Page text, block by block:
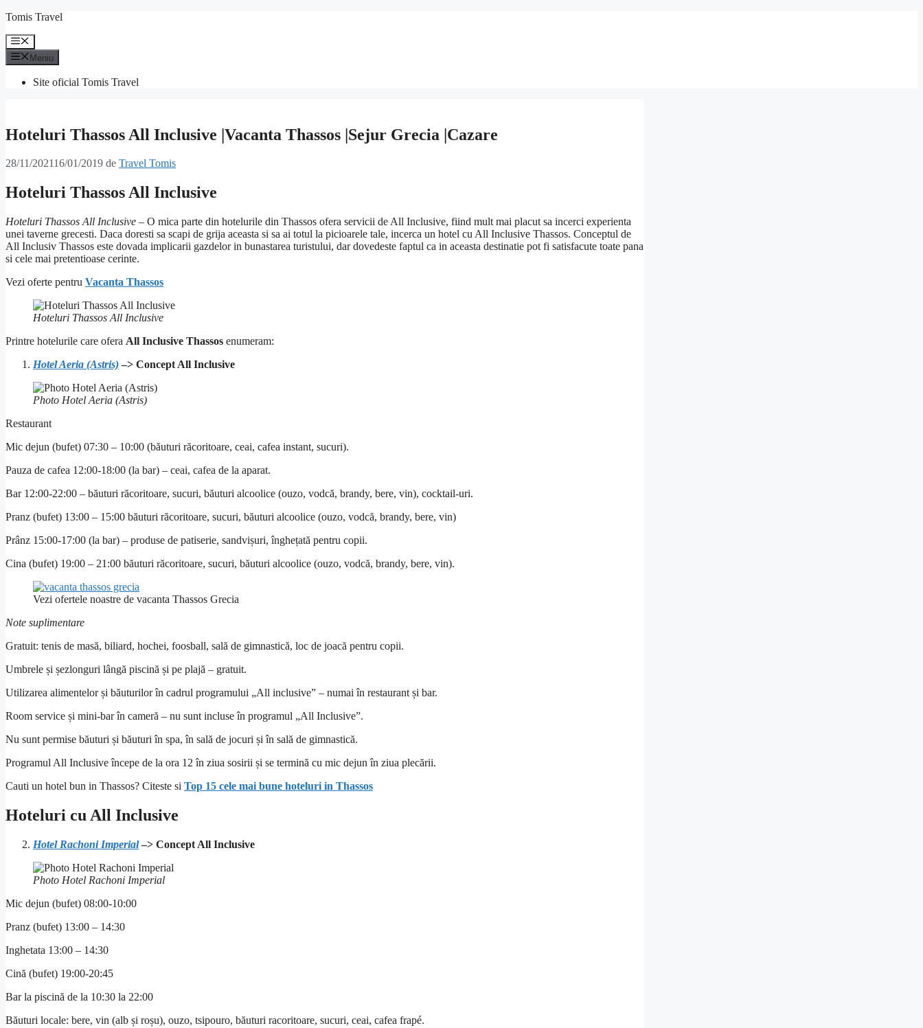
Sari
conținut
Tomis Travel
Meniu
Meniu
Site oficial Tomis Travel
Hoteluri Thassos All Inclusive |Vacanta Thassos |Sejur Grecia |Cazare
28/11/202116/01/2019 de Travel Tomis
Hoteluri Thassos All Inclusive
Hoteluri Thassos All Inclusive – O mica parte din hotelurile din Thassos ofera servicii de All Inclusive, fiind mult mai placut sa incerci experienta
unei taverne grecesti. Daca doresti sa scapi de grija aceasta si sa ai totul la picioarele tale, incerca un hotel cu All Inclusive Thassos. Conceptul de
All Inclusiv Thassos este dovada implicarii gazdelor in bunastarea turistului, dar dovedeste faptul ca in aceasta destinatie pot fi satisfacute toate pana
si cele mai pretentioase cerinte.
Vezi oferte pentru Vacanta Thassos
Hoteluri Thassos All Inclusive
Printre hotelurile care ofera All Inclusive Thassos enumeram:
Hotel Aeria (Astris)–> Concept All Inclusive
Photo Hotel Aeria (Astris)
Restaurant
Mic dejun (bufet) 07:30 – 10:00 (băuturi răcoritoare, ceai, cafea instant, sucuri).
Pauza de cafea 12:00-18:00 (la bar) – ceai, cafea de la aparat.
Bar 12:00-22:00 – băuturi răcoritoare, sucuri, băuturi alcoolice (ouzo, vodcă, brandy, bere, vin), cocktail-uri.
Pranz (bufet) 13:00 – 15:00 băuturi răcoritoare, sucuri, băuturi alcoolice (ouzo, vodcă, brandy, bere, vin)
Prânz 15:00-17:00 (la bar) – produse de patiserie, sandvișuri, înghețată pentru copii.
Cina (bufet) 19:00 – 21:00 băuturi răcoritoare, sucuri, băuturi alcoolice (ouzo, vodcă, brandy, bere, vin).
Vezi ofertele noastre de vacanta Thassos Grecia
Note suplimentare
Gratuit: tenis de masă, biliard, hochei, foosball, sală de gimnastică, loc de joacă pentru copii.
Umbrele și șezlonguri lângă piscină și pe plajă – gratuit.
Utilizarea alimentelor și băuturilor în cadrul programului „All inclusive” – numai în restaurant și bar.
Room service și mini-bar în cameră – nu sunt incluse în programul „All Inclusive”.
Nu sunt permise băuturi și băuturi în spa, în sală de jocuri și în sală de gimnastică.
Programul All Inclusive începe de la ora 12 în ziua sosirii și se termină cu mic dejun în ziua plecării.
Cauti un hotel bun in Thassos? Citeste si Top 15 cele mai bune hoteluri in Thassos
Hoteluri cu All Inclusive
Hotel Rachoni Imperial–> Concept All Inclusive
Photo Hotel Rachoni Imperial
Mic dejun (bufet) 08:00-10:00
Pranz (bufet) 13:00 – 14:30
Inghetata 13:00 – 14:30
Cină (bufet) 19:00-20:45
Bar la piscină de la 10:30 la 22:00
Băuturi locale: bere, vin (alb și roșu), ouzo, tsipouro, băuturi racoritoare, sucuri, ceai, cafea frapé.